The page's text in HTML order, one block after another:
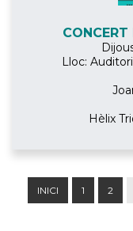
Lloc:
Hèlix
INICI 1 2